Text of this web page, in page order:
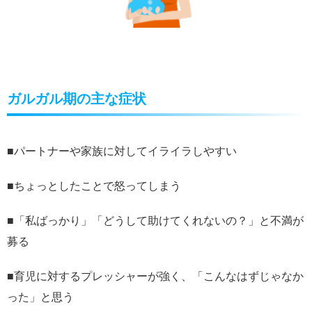
ガルガル期の主な症状
■パートナーや家族に対してイライラしやすい
■ちょっとしたことで怒ってしまう
■「私ばっかり」「どうして助けてくれないの？」と不満が
募る
■育児に対するプレッシャーが強く、「こんなはずじゃなか
った」と思う